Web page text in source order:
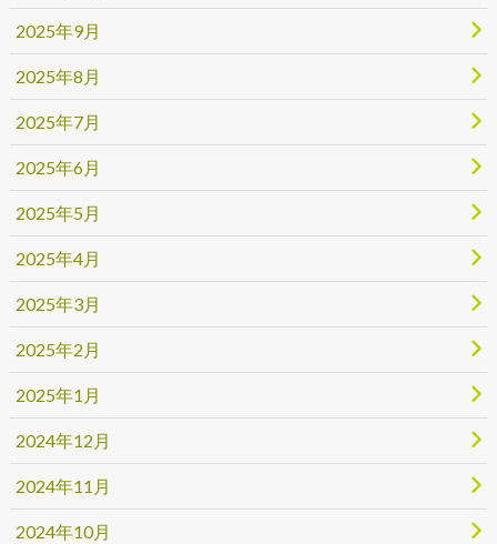
2025年9月
2025年8月
2025年7月
2025年6月
2025年5月
2025年4月
2025年3月
2025年2月
2025年1月
2024年12月
2024年11月
2024年10月